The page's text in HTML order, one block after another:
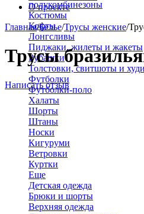
полукомбинезоны
Костюмы
Кофты
Лонгсливы
Пиджаки, жилеты и жакеты
Рубашки
Толстовки, свитшоты и худи
Футболки
Футболки-поло
Халаты
Шорты
Штаны
Носки
Кигуруми
Ветровки
Куртки
Еще
Детская одежда
Брюки и шорты
Верхняя одежда
О проекте
Главная/Белье/Трусы женские/
Трусы
Написать отзыв